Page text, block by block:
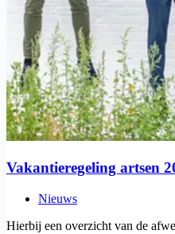
Vakantieregeling artsen
Nieuws
Hierbij een overzicht van de